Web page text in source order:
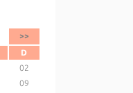
>>
D
02
09